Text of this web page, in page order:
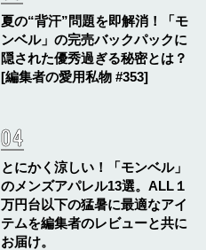
夏の“背汗”問題を即解消！「モ
ンベル」の完売バックパックに
隠された優秀過ぎる秘密とは？
[編集者の愛用私物 #353]
とにかく涼しい！「モンベル」
のメンズアパレル13選。ALL１
万円台以下の猛暑に最適なアイ
テムを編集者のレビューと共に
お届け。